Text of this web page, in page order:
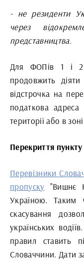
- не резиденти
через
представництва.
Для ФОПів 1 і 2
продовжить
відстрочка на
податкова
території або в
Перекриття
Перевізники
пропуску "Вишнє
Україною. Таким
скасування
українських
правил ставить
Словаччини. Дати